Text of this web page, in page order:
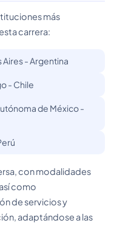
más
carrera:
- Argentina
- Chile
de México -
con modalidades
como
de servicios y
adaptándose a las